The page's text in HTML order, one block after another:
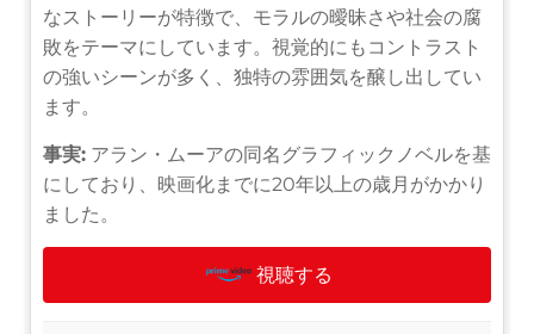
なストーリーが特徴で、モラルの曖昧さや社会の腐
敗をテーマにしています。視覚的にもコントラスト
の強いシーンが多く、独特の雰囲気を醸し出してい
ます。
事実: アラン・ムーアの同名グラフィックノベルを基
にしており、映画化までに20年以上の歳月がかかり
ました。
視聴する